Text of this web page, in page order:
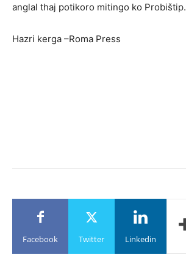
anglal thaj potikoro mitingo ko Probištip.
Hazri kerga –Roma Press
Facebook Twitter Linkedin